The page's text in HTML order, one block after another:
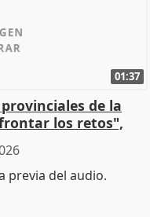
01:37
de la
los retos",